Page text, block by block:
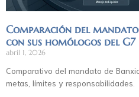
Comparación del
con sus homólogos del G7
abril 1, 2026
Comparativo del mandato de
metas, límites y responsabilidades.